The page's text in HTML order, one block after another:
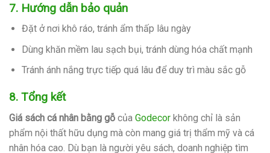
7. Hướng dẫn bảo quản
Đặt ở nơi khô ráo, tránh ẩm thấp lâu ngày
Dùng khăn mềm lau sạch bụi, tránh dùng hóa chất mạnh
Tránh ánh nắng trực tiếp quá lâu để duy trì màu sắc gỗ
8. Tổng kết
Giá sách cá nhân bằng gỗ của Godecor không chỉ là sản
phẩm nội thất hữu dụng mà còn mang giá trị thẩm mỹ và cá
nhân hóa cao. Dù bạn là người yêu sách, doanh nghiệp tìm